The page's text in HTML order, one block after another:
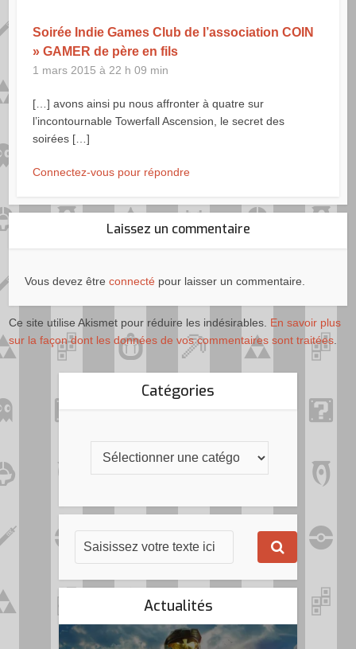
Soirée Indie Games Club de l’association COIN
» GAMER de père en fils
1 mars 2015 à 22 h 09 min
[…] avons ainsi pu nous affronter à quatre sur
l’incontournable Towerfall Ascension, le secret des
soirées […]
Connectez-vous pour répondre
Laissez un commentaire
Vous devez êtreconnecté pour laisser un commentaire.
Ce site utilise Akismet pour réduire les indésirables. En savoir plus
sur la façon dont les données de vos commentaires sont traitées
Catégories
Actualités